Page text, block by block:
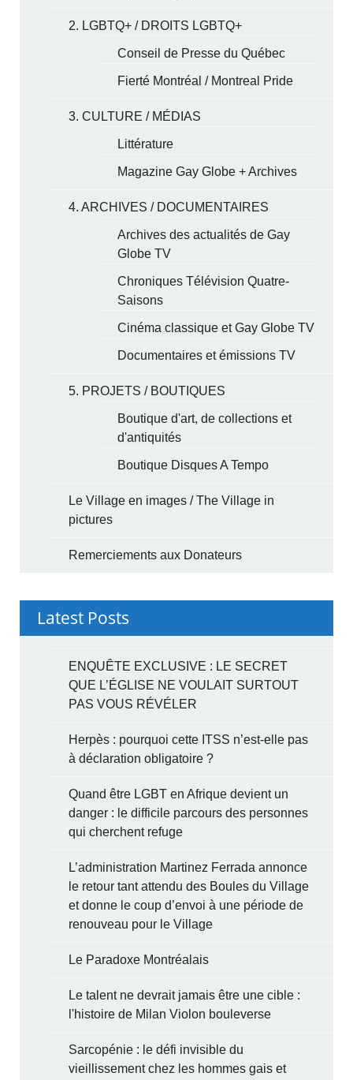
2. LGBTQ+ / DROITS LGBTQ+
Conseil de Presse du Québec
Fierté Montréal / Montreal Pride
3. CULTURE / MÉDIAS
Littérature
Magazine Gay Globe + Archives
4. ARCHIVES / DOCUMENTAIRES
Archives des actualités de Gay
Globe TV
Chroniques Télévision Quatre-
Saisons
Cinéma classique et Gay Globe TV
Documentaires et émissions TV
5. PROJETS / BOUTIQUES
Boutique d'art, de collections et
d'antiquités
Boutique Disques A Tempo
Le Village en images / The Village in
pictures
Remerciements aux Donateurs
Latest Posts
ENQUÊTE EXCLUSIVE : LE SECRET
QUE L’ÉGLISE NE VOULAIT SURTOUT
PAS VOUS RÉVÉLER
Herpès : pourquoi cette ITSS n’est-elle pas
à déclaration obligatoire ?
Quand être LGBT en Afrique devient un
danger : le difficile parcours des personnes
qui cherchent refuge
L’administration Martinez Ferrada annonce
le retour tant attendu des Boules du Village
et donne le coup d’envoi à une période de
renouveau pour le Village
Le Paradoxe Montréalais
Le talent ne devrait jamais être une cible :
l'histoire de Milan Violon bouleverse
Sarcopénie : le défi invisible du
vieillissement chez les hommes gais et